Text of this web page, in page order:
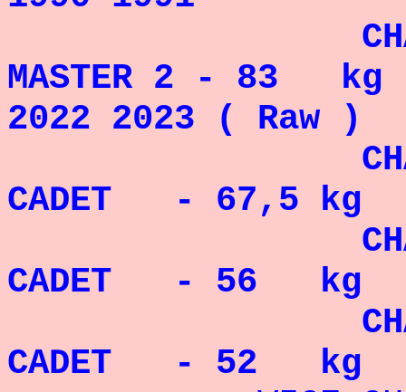
MASTER 2 - 83 kg
2022 2023 ( Raw )
CADET - 67,5 kg
CADET - 56 kg
CADET - 52 kg